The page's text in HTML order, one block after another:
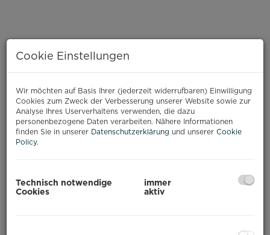
In der beliebten Marktgemeinde
zum Verkauf! Auf dem 882m² großen
Cookie Einstellungen
Wir möchten auf Basis Ihrer (jederzeit widerrufbaren) Einwilligung
Cookies zum Zweck der Verbesserung unserer Website sowie zur
Analyse Ihres Userverhaltens verwenden, die dazu
personenbezogene Daten verarbeiten. Nähere Informationen
finden Sie in unserer Datenschutzerklärung und unserer Cookie
Policy.
Technisch notwendige
Cookies
immer
aktiv